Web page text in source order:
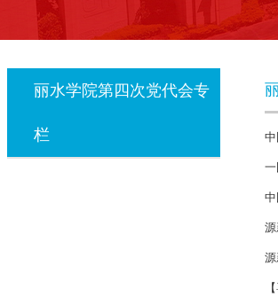
丽水学院第四次党代会专
栏